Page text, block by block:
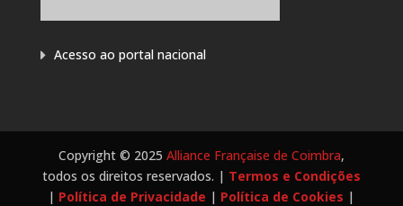
Acesso ao portal nacional
Copyright © 2025 Alliance Française de Coimbra,
todos os direitos reservados. | Termos e Condições
| Política de Privacidade | Política de Cookies |